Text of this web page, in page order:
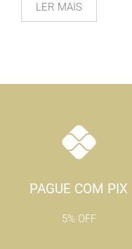
LER MAIS
PAGUE COM PIX
5% OFF